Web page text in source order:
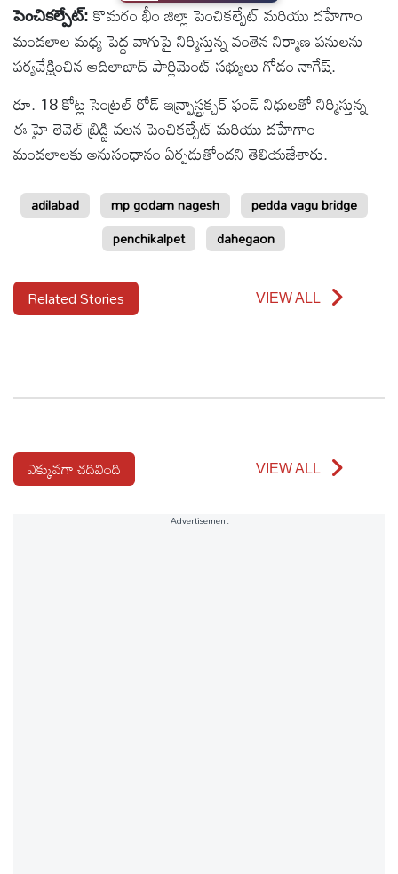
టెక్నాలజీ
స్పెషల్స్
కెరీర్ &
ఉద్యోగాలు
లైవ్
వ్యవసాయం
వీడియోలు
క్రైమ్
పెంచికల్పేట్: కొమరం భీం జిల్లా పెంచికల్పేట్ మరియు దహేగాం
మండలాల మధ్య పెద్ద వాగుపై నిర్మిస్తున్న వంతెన నిర్మాణ పనులను
పర్యవేక్షించిన ఆదిలాబాద్ పార్లిమెంట్ సభ్యులు గోడం నాగేష్.
రూ. 18 కోట్ల సెంట్రల్ రోడ్ ఇన్ఫ్రాస్ట్రక్చర్ ఫండ్ నిధులతో నిర్మిస్తున్న
ఈ హై లెవెల్ బ్రిడ్జి వలన పెంచికల్పేట్ మరియు దహేగాం
మండలాలకు అనుసంధానం ఏర్పడుతోందని తెలియజేశారు.
adilabad mp godam nagesh
pedda vagu bridge
penchikalpet
dahegaon
Related Stories VIEW ALL
ఎక్కువగా చదివింది VIEW ALL
Advertisement